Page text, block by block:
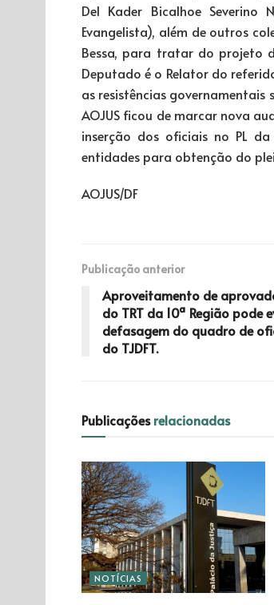
Del Kader Bicalhoe Severino
Evangelista), além de outros
Bessa, para tratar do projeto
Deputado é o Relator do
as resistências governamentais
AOJUS ficou de marcar nova
inserção dos oficiais no PL
entidades para obtenção do
AOJUS/DF
Publicação anterior
Aproveitamento de
do TRT da 10ª Região pode
defasagem do quadro de
do TJDFT.
Publicaçõesrelacionadas
NOTÍCIAS